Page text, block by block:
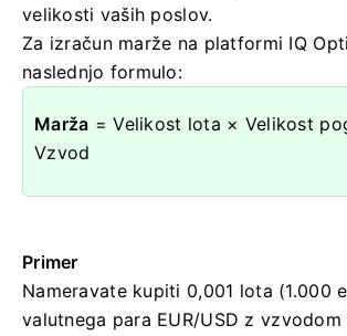
velikosti vaših poslov.
Za izračun marže na platformi IQ
naslednjo formulo:
Marža = Velikost lota × Velikost
Vzvod
Primer
Nameravate kupiti 0,001 lota (1.000
valutnega para EUR/USD z vzvodom